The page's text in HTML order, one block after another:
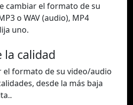
cambiar el formato de su
o WAV (audio), MP4
uno.
la calidad
el formato de su video/audio
desde la más baja